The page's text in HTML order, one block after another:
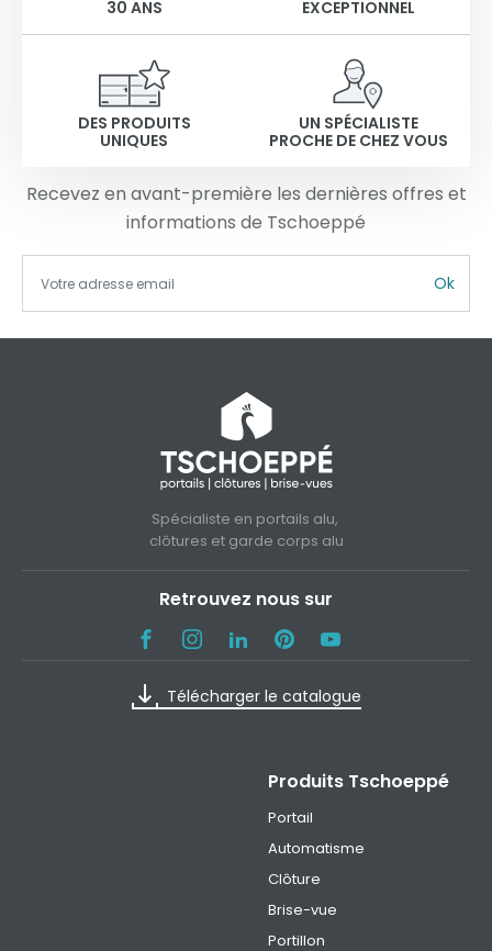
30 ANS
EXCEPTIONNEL
DES PRODUITS
UNIQUES
UN SPÉCIALISTE
PROCHE DE CHEZ VOUS
Recevez en avant-première les dernières offres et
informations de Tschoeppé
Ok
Spécialiste en portails alu,
clôtures et garde corps alu
Retrouvez nous sur
Télécharger le catalogue
Produits Tschoeppé
Portail
Automatisme
Clôture
Brise-vue
Portillon